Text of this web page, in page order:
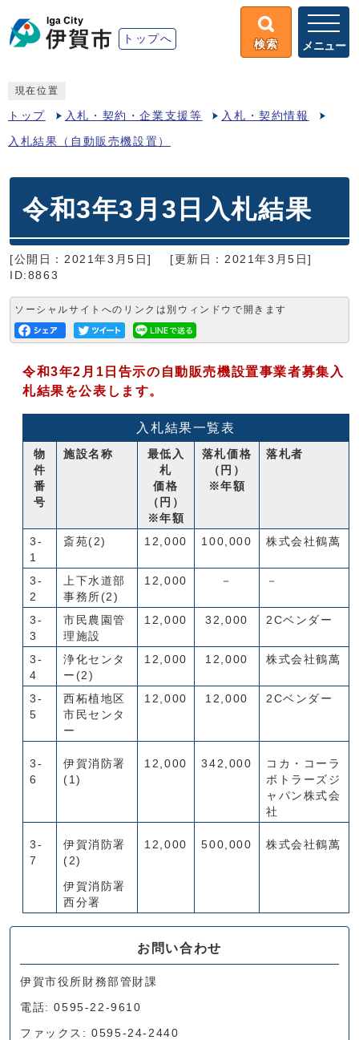
トップへ 検索 メニュー
現在位置
トップ 入札・契約・企業支援等 入札・契約情報
入札結果（自動販売機設置）
令和3年3月3日入札結果
[公開日：2021年3月5日]
[更新日：2021年3月5日]
ID:8863
ソーシャルサイトへのリンクは別ウィンドウで開きます
令和3年2月1日告示の自動販売機設置事業者募集入
札結果を公表します。
入札結果一覧表
物
件
番
号
施設名称
最低入
札
価格
（円）
※年額
落札価格
（円）
※年額
落札者
3-
1
斎苑(2) 12,000 100,000 株式会社鶴萬
3-
2
上下水道部
事務所(2)
12,000 － －
3-
3
市民農園管
理施設
12,000 32,000 2Cベンダー
3-
4
浄化センタ
ー(2)
12,000 12,000 株式会社鶴萬
3-
5
西柘植地区
市民センタ
ー
12,000 12,000 2Cベンダー
3-
6
伊賀消防署
(1)
12,000 342,000
コカ・コーラ
ボトラーズジ
ャパン株式会
社
3-
7
伊賀消防署
(2)
伊賀消防署
西分署
12,000 500,000 株式会社鶴萬
お問い合わせ
伊賀市役所財務部管財課
電話: 0595-22-9610
ファックス: 0595-24-2440